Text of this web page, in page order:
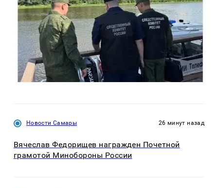
Новости Самары 26 минут назад
Вячеслав Федорищев награжден Почетной
грамотой Минобороны России